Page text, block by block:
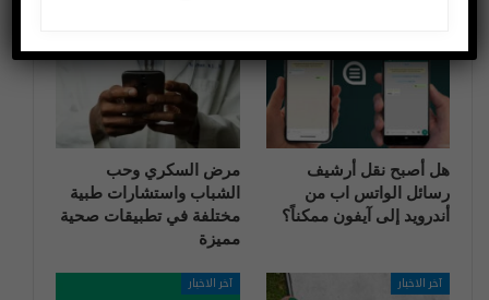
هل أصبح نقل أرشيف
رسائل الواتس اب من
أندرويد إلى آيفون ممكناً؟
مرض السكري وحب
الشباب واستشارات طبية
مختلفة في تطبيقات صحية
مميزة
آخر الاخبار آخر الاخبار